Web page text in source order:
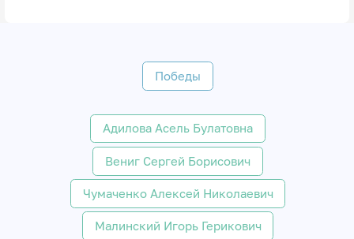
Победы
Адилова Асель Булатовна
Вениг Сергей Борисович
Чумаченко Алексей Николаевич
Малинский Игорь Герикович